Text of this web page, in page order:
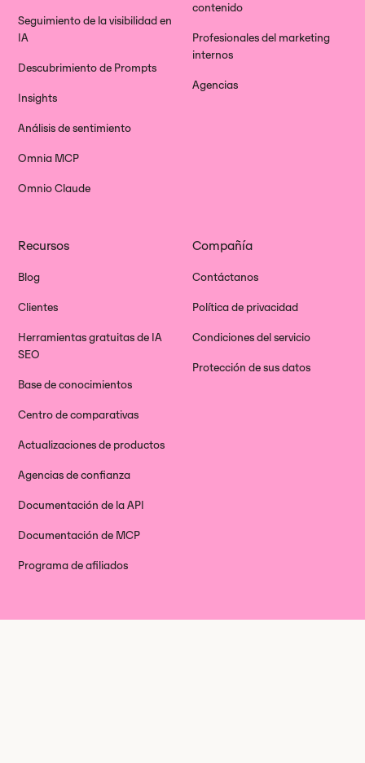
Seguimiento de la visibilidad en
IA
Descubrimiento de Prompts
Insights
Análisis de sentimiento
Omnia MCP
Omnio Claude
contenido
Profesionales del marketing
internos
Agencias
Recursos
Blog
Clientes
Herramientas gratuitas de IA
SEO
Base de conocimientos
Centro de comparativas
Actualizaciones de productos
Agencias de confianza
Documentación de la API
Documentación de MCP
Programa de afiliados
Compañía
Contáctanos
Política de privacidad
Condiciones del servicio
Protección de sus datos